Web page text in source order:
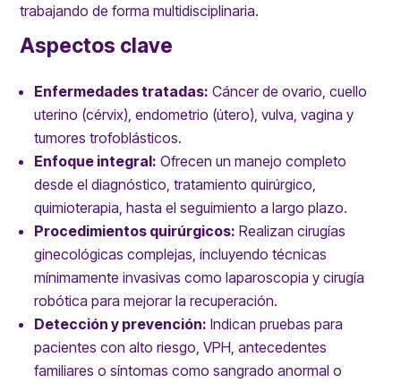
trabajando de forma multidisciplinaria.
Aspectos clave
Enfermedades tratadas: Cáncer de ovario, cuello
uterino (cérvix), endometrio (útero), vulva, vagina y
tumores trofoblásticos.
Enfoque integral: Ofrecen un manejo completo
desde el diagnóstico, tratamiento quirúrgico,
quimioterapia, hasta el seguimiento a largo plazo.
Procedimientos quirúrgicos: Realizan cirugías
ginecológicas complejas, incluyendo técnicas
mínimamente invasivas como laparoscopia y cirugía
robótica para mejorar la recuperación.
Detección y prevención: Indican pruebas para
pacientes con alto riesgo, VPH, antecedentes
familiares o síntomas como sangrado anormal o